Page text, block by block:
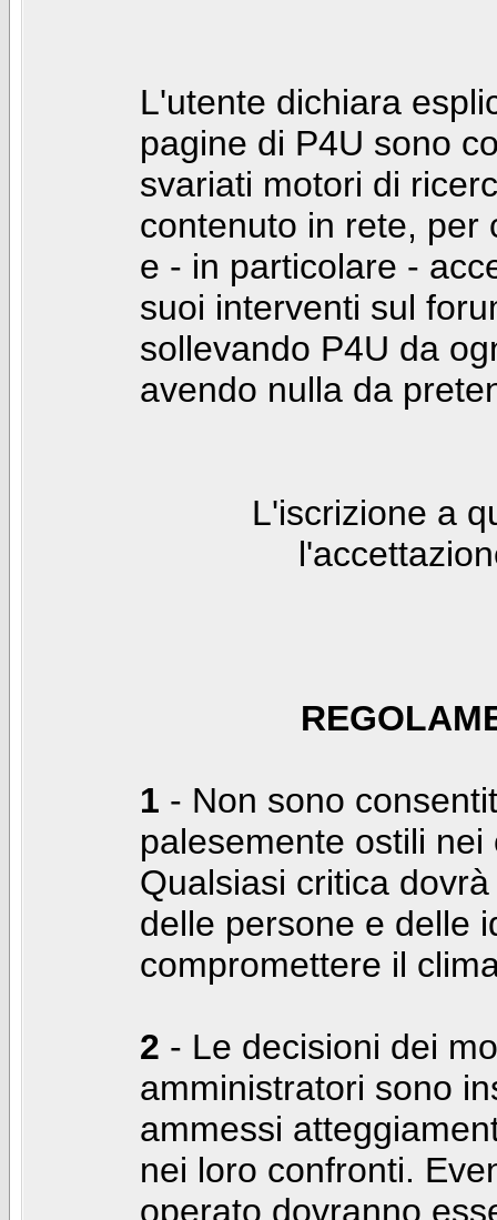
L'utente dichiara
pagine di P4U sono
svariati motori di
contenuto in rete, per
e - in particolare -
suoi interventi sul
sollevando P4U da
avendo nulla da
L'iscrizione a
1 - Non sono
palesemente ostili
Qualsiasi critica
delle persone e delle
compromettere il
2 - Le decisioni dei
amministratori sono
ammessi
nei loro confronti.
operato dovranno